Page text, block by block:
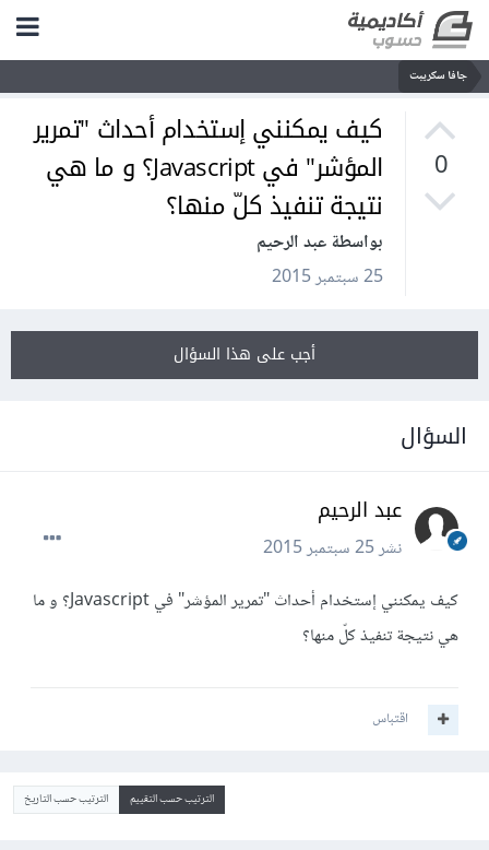
جافا سكريبت
0
كيف يمكنني إستخدام أحداث "تمرير
المؤشر" في Javascript؟ و ما هي
نتيجة تنفيذ كلّ منها؟
بواسطة عبد الرحيم
25 سبتمبر 2015
أجب على هذا السؤال
السؤال
عبد الرحيم
نشر25 سبتمبر 2015
كيف يمكنني إستخدام أحداث "تمرير المؤشر" في Javascript؟ و ما
هي نتيجة تنفيذ كلّ منها؟
اقتباس
الترتيب حسب التقييم الترتيب حسب التاريخ